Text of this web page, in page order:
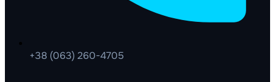
+38 (063) 260-4705